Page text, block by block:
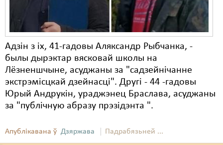
Адзін з іх, 41-гадовы Аляксандр Рыбчанка, -
былы дырэктар вясковай школы на
Лёзненшчыне, асуджаны за "садзейнічанне
экстрэмісцкай дзейнасці". Другі - 44 -гадовы
Юрый Андрукін, ураджэнец Браслава, асуджаны
за "публічную абразу прэзідэнта ".
Апублікавана ў Дзяржава Падрабязьней ...